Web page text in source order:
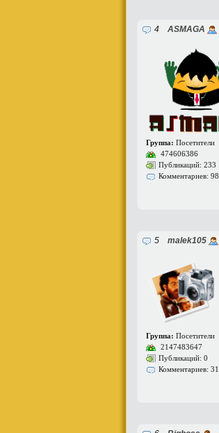
4 ASMAGA
Группа: Посетители
474606386
Публикаций: 233
Комментариев: 98
5 malek105
Группа: Посетители
2147483647
Публикаций: 0
Комментариев: 31